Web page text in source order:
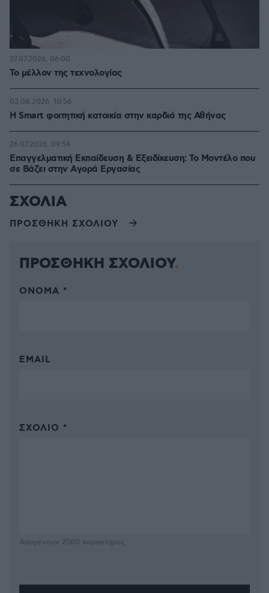
Το μέλλον της τεχνολογίας
27.07.2026, 06:00
Η Smart φοιτητική κατοικία στην καρδιά της Αθήνας
03.08.2026, 10:56
Επαγγελματική Εκπαίδευση & Εξειδίκευση: Το Mοντέλο που
σε Bάζει στην Aγορά Eργασίας
26.07.2026, 09:54
ΣΧΟΛΙΑ
ΠΡΟΣΘΗΚΗ ΣΧΟΛΙΟΥ
ΠΡΟΣΘΗΚΗ ΣΧΟΛΙΟΥ
ΌΝΟΜΑ *
EMAIL
ΣΧΌΛΙΟ *
Απομένουν 2500 χαρακτήρες